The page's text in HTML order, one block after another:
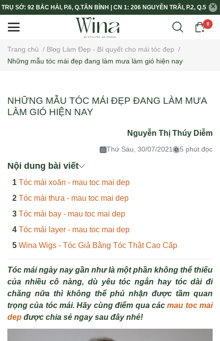
TRỤ SỞ: 92 BẮC HẢI, P.6, Q.TÂN BÌNH | CN 1: 206 NGUYỄN TRÃI, P.2, Q.5
0
Trang chủ / Blog Làm Đẹp - Bí quyết cho mái tóc đẹp /
Những mẫu tóc mái đẹp đang làm mưa làm gió hiện nay
NHỮNG MẪU TÓC MÁI ĐẸP ĐANG LÀM MƯA
LÀM GIÓ HIỆN NAY
Nguyễn Thị Thúy Diễm
Thứ Sáu, 30/07/2021 5 phút đọc
Nội dung bài viết
Tóc mái xoăn - mau toc mai dep
Tóc mái thưa - mau toc mai dep
Tóc mái bay - mau toc mai dep
Tóc mái layer - mau toc mai dep
Wina Wigs - Tóc Giả Bằng Tóc Thật Cao Cấp
Tóc mái ngày nay gần như là một phần không thể thiếu
của nhiều cô nàng, dù yêu tóc ngắn hay tóc dài đi
chăng nữa thì không thể phủ nhận được tầm quan
trọng của tóc mái. Hãy cùng điểm qua cácmau toc mai
dep được chia sẻ ngay sau đây nhé!